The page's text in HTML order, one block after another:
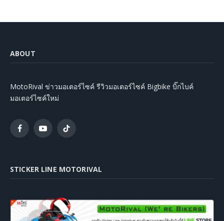
ABOUT
MotoRival ข่าวมอเตอร์ไซค์ รีวิวมอเตอร์ไซค์ Bigbike บิ๊กไบค์
มอเตอร์ไซค์ใหม่
FacebookYouTubeTikTok
STICKER LINE MOTORIVAL